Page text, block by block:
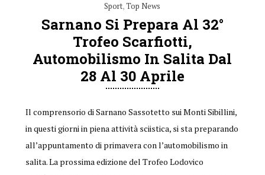
Sport,Top News
Sarnano Si Prepara Al 32°
Trofeo Scarfiotti,
Automobilismo In Salita Dal
28 Al 30 Aprile
Il comprensorio di Sarnano Sassotetto sui Monti Sibillini,
in questi giorni in piena attività sciistica, si sta preparando
all’appuntamento di primavera con l’automobilismo in
salita. La prossima edizione del Trofeo Lodovico